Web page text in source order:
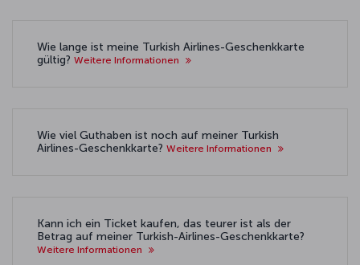
Wie lange ist meine Turkish Airlines-Geschenkkarte
gültig? Weitere Informationen
Wie viel Guthaben ist noch auf meiner Turkish
Airlines-Geschenkkarte? Weitere Informationen
Kann ich ein Ticket kaufen, das teurer ist als der
Betrag auf meiner Turkish-Airlines-Geschenkkarte?
Weitere Informationen